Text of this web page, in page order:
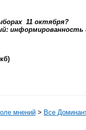
11 октября?
мнений > Все